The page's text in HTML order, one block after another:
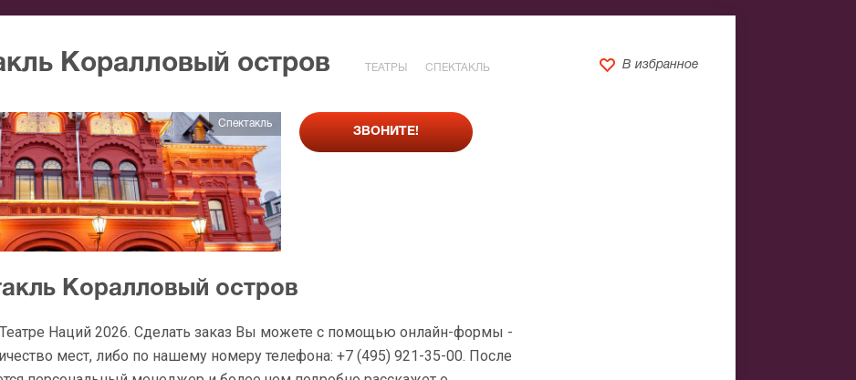
Коралловый остров ТЕАТРЫ СПЕКТАКЛЬ В избранное
Спектакль
ЗВОНИТЕ!
Коралловый остров
Наций 2026. Сделать заказ Вы можете с помощью онлайн-формы -
мест, либо по нашему номеру телефона: +7 (495) 921-35-00. После